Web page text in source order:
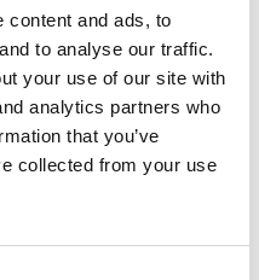
content and ads, to
to analyse our traffic.
your use of our site with
analytics partners who
that you’ve
collected from your use